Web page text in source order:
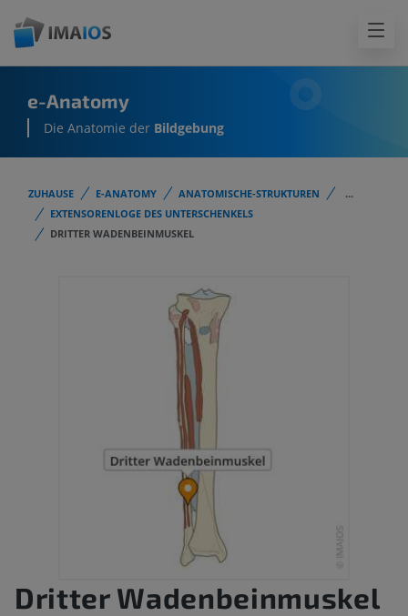
e-Anatomy
Die Anatomie der Bildgebung
ZUHAUSE E-ANATOMY ANATOMISCHE-STRUKTUREN
...
EXTENSORENLOGE DES UNTERSCHENKELS
DRITTER WADENBEINMUSKEL
Dritter Wadenbeinmuskel